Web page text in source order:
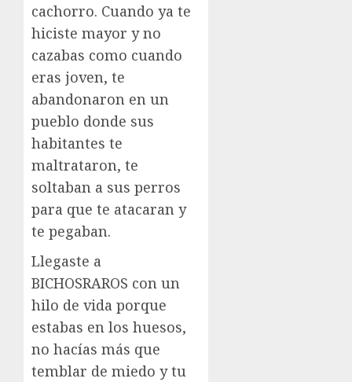
cachorro. Cuando ya te
hiciste mayor y no
cazabas como cuando
eras joven, te
abandonaron en un
pueblo donde sus
habitantes te
maltrataron, te
soltaban a sus perros
para que te atacaran y
te pegaban.
Llegaste a
BICHOSRAROS con un
hilo de vida porque
estabas en los huesos,
no hacías más que
temblar de miedo y tu